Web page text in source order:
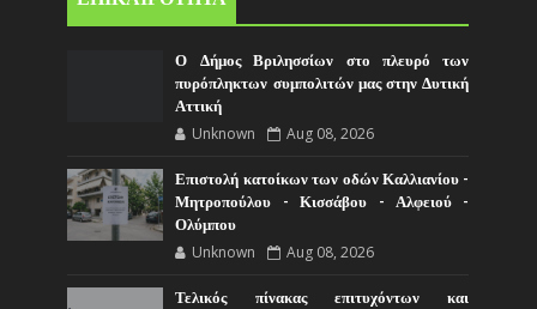
Ο Δήμος Βριλησσίων στο πλευρό των
πυρόπληκτων συμπολιτών μας στην Δυτική
Αττική
Unknown Aug 08, 2026
Επιστολή κατοίκων των οδών Καλλιανίου -
Μητροπούλου - Κισσάβου - Αλφειού -
Ολύμπου
Unknown Aug 08, 2026
Τελικός πίνακας επιτυχόντων και